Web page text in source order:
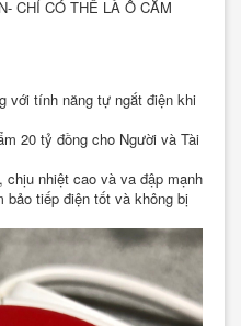
CHỈ CÓ THỂ LÀ Ổ CẮM
với tính năng tự ngắt điện khi
20 tỷ đồng cho Người và Tài
nhiệt cao và va đập mạnh
bảo tiếp điện tốt và không bị